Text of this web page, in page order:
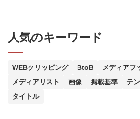
人気のキーワード
WEBクリッピング BtoB メディアフ
メディアリスト
画像 掲載基準 テ
タイトル